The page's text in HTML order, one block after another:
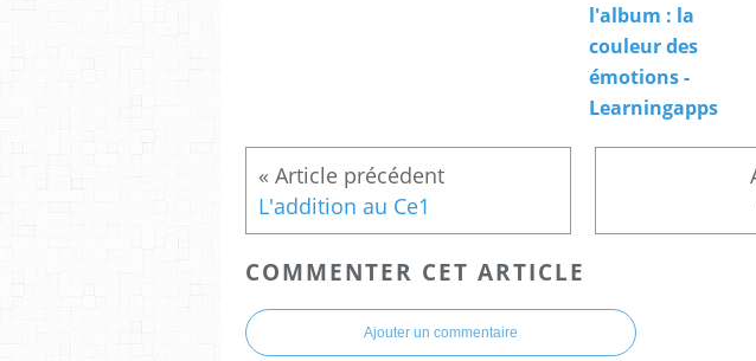
l'album : la
couleur des
émotions -
Learningapps
L'addition au Ce1
COMMENTER CET ARTICLE
Ajouter un commentaire